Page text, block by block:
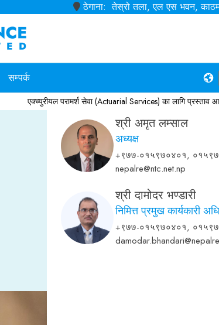
ठेगाना: तेस्रो तला, एल एस भवन,
सम्पर्क
एक्च्युरीयल परामर्श सेवा (Actuarial Services) का लागि प्रस्ताव आह्वान
श्री अमृत लम्साल
अध्यक्ष
+९७७-०१५९७०४०१,
nepalre@ntc.net.np
श्री दामोदर भण्डारी
निमित्त प्रमुख कार्यकारी
+९७७-०१५९७०४०१,